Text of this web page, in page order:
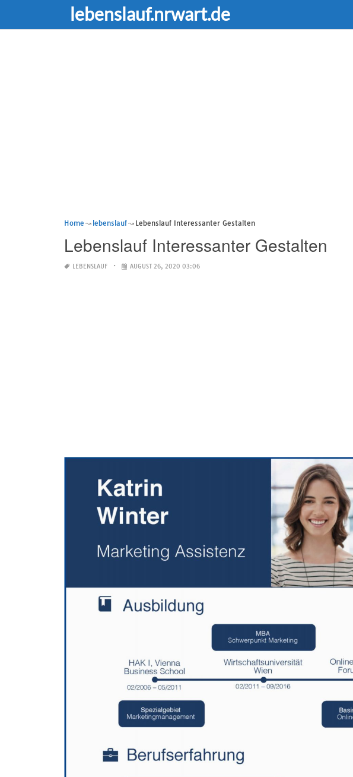
lebenslauf.nrwart.de
Home lebenslauf Lebenslauf Interessanter Gestalten
Lebenslauf Interessanter Gestalten
LEBENSLAUF AUGUST 26, 2020 03:06